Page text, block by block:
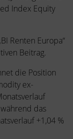
Index Equity
Renten Europa“
Beitrag.
die Position
ex-
das
+1,04 %